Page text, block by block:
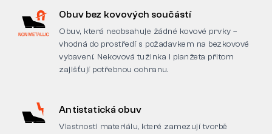
Obuv bez kovových součástí
Obuv, která neobsahuje žádné kovové prvky –
vhodná do prostředí s požadavkem na bezkovové
vybavení. Nekovová tužinka i planžeta přitom
zajišťují potřebnou ochranu.
Antistatická obuv
Vlastnosti materiálu, které zamezují tvorbě